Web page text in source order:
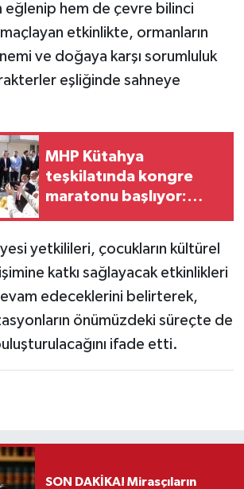
eğlenip hem de çevre bilinci
etkinlikte, ormanların
ve doğaya karşı sorumluluk
eşliğinde sahneye
MHP Kütahya
teşkilatında kongre
maratonu başlıyor:
yetkilileri, çocukların kültürel
katkı sağlayacak etkinlikleri
edeceklerini belirterek,
önümüzdeki süreçte de
ifade etti.
SON DAKİKA! Mirasçıların